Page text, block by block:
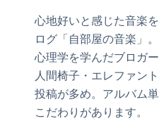
心地好いと感じた音楽
ログ「自部屋の音楽」
心理学を学んだブロガ
人間椅子・エレファン
投稿が多め。アルバム
こだわりがあります。